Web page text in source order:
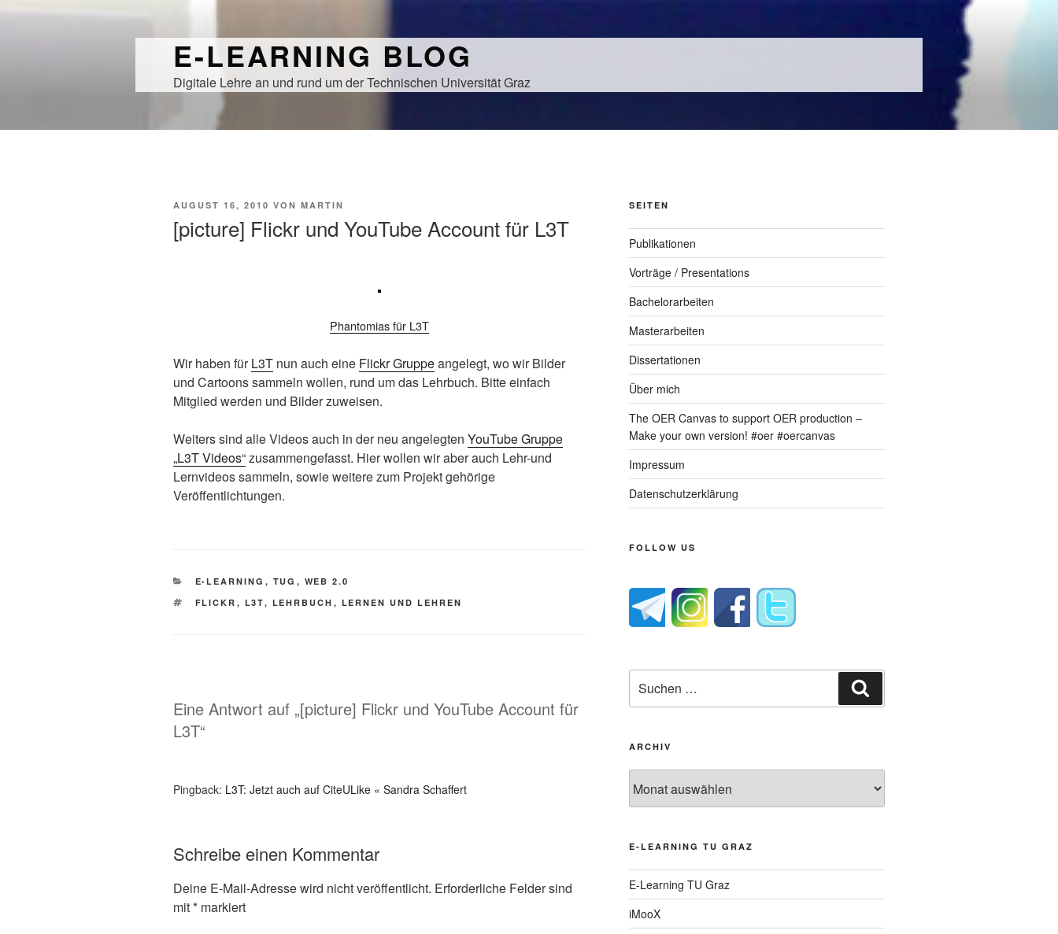
E-LEARNING BLOG
Digitale Lehre an und rund um der Technischen Universität Graz
VERÖFFENTLICHT
AUGUST 16, 2010 VON MARTIN
[picture] Flickr und YouTube Account für L3T
Phantomias für L3T
Wir haben fürL3T nun auch eine Flickr Gruppeangelegt, wo wir Bilder
und Cartoons sammeln wollen, rund um das Lehrbuch. Bitte einfach
Mitglied werden und Bilder zuweisen.
Weiters sind alle Videos auch in der neu angelegten YouTube Gruppe
„L3T Videos“zusammengefasst. Hier wollen wir aber auch Lehr-und
Lernvideos sammeln, sowie weitere zum Projekt gehörige
Veröffentlichtungen.
KATEGORIEN
E-LEARNING , TUG , WEB 2.0
SCHLAGWÖRTER
FLICKR , L3T, LEHRBUCH , LERNEN UND LEHREN
Eine Antwort auf „[picture] Flickr und YouTube Account für
L3T“
Pingback: L3T: Jetzt auch auf CiteULike « Sandra Schaffert
Schreibe einen Kommentar
Deine E-Mail-Adresse wird nicht veröffentlicht. Erforderliche Felder sind
mit* markiert
SEITEN
Publikationen
Vorträge / Presentations
Bachelorarbeiten
Masterarbeiten
Dissertationen
Über mich
The OER Canvas to support OER production –
Make your own version! #oer #oercanvas
Impressum
Datenschutzerklärung
FOLLOW US
nach:
ARCHIV
E-LEARNING TU GRAZ
E-Learning TU Graz
iMooX